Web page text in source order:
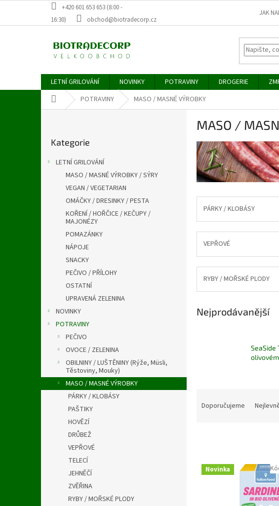
obsah
+420 601 653 653 (8:00 -
16:30)
obchod@biotradecorp.cz
JAK
LETNÍ GRILOVÁNÍ NOVINKY POTRAVINY DROGERIE
Domů POTRAVINY MASO / MASNÉ VÝROBKY
kategorie
Kategorie
LETNÍ GRILOVÁNÍ
MASO / MASNÉ VÝROBKY / SÝRY
VEGAN / VEGETARIAN
OMÁČKY / DRESINKY / PESTA
KOŘENÍ / HOŘČICE / KEČUPY /
MAJONÉZY
POMAZÁNKY
NÁPOJE
SNACKY
PEČIVO / PŘÍLOHY
OSTATNÍ
UPRAVENÁ ZELENINA
NOVINKY
POTRAVINY
PEČIVO
OVOCE / ZELENINA
OBILNINY / LUŠTĚNINY (Rýže, Müsli,
Těstoviny, Mouky)
MASO / MASNÉ VÝROBKY
PÁRKY / KLOBÁSY
PAŠTIKY
HOVĚZÍ
DRŮBEŽ
VEPŘOVÉ
TELECÍ
JEHNĚČÍ
ZVĚŘINA
RYBY / MOŘSKÉ PLODY
MASO /
PÁRKY / KLOBÁSY
VEPŘOVÉ
RYBY / MOŘSKÉ PLODY
Nejprodávanější
SeaSide
Doporučujeme
V Novinka